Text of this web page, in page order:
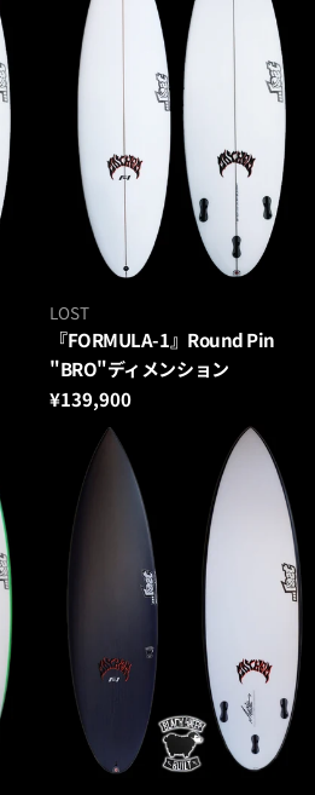
ベ
ン
ダ
ー：
LOST
『FORMULA-1』Round Pin
"BRO"ディメンション
通
¥139,900